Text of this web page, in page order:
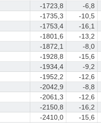
-1723,8
-6,8
-1735,3
-10,5
-1753,4
-16,1
-1801,6
-13,2
-1872,1
-8,0
-1928,8
-15,6
-1934,4
-9,2
-1952,2
-12,6
-2042,9
-8,8
-2061,3
-12,6
-2150,8
-16,2
-2410,0
-15,6